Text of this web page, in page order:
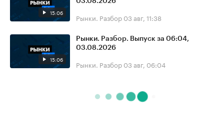
15:06 Рынки. Разбор 03 авг, 11:38
15:06
Рынки. Разбор. Выпуск за 06:04,
03.08.2026
Рынки. Разбор 03 авг, 06:04